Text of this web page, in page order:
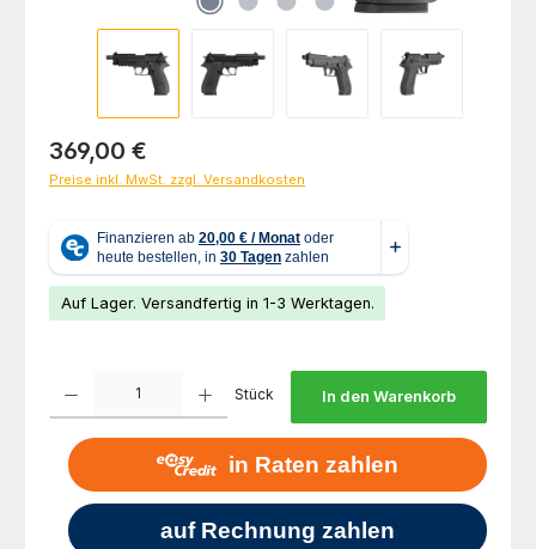
Regulärer Preis:
369,00 €
Preise inkl. MwSt. zzgl. Versandkosten
Auf Lager. Versandfertig in 1-3 Werktagen.
Stück In den Warenkorb